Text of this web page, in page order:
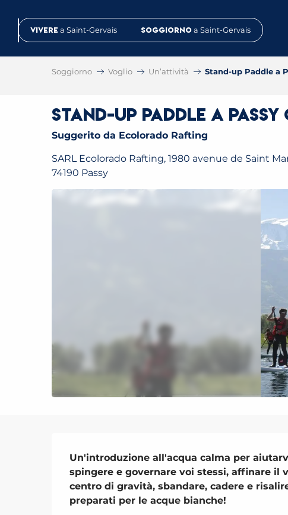
contenuVivere a Saint-Gervais Soggiorno a Saint-Gervais
Soggiorno Voglio Un’attività Stand-up Paddle a
Stand-up Paddle a
Suggerito da Ecolorado Rafting
SARL Ecolorado Rafting, 1980 avenue de Saint
74190 Passy
Descrizione
Un'introduzione all'acqua calma per
spingere e governare voi stessi, affinare il
centro di gravità, sbandare, cadere e
preparati per le acque bianche!